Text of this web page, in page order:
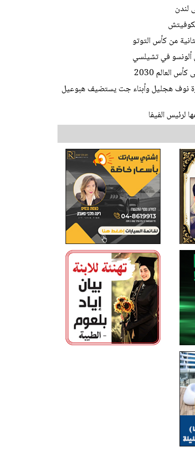
لندن
من كأس التوتو
في تشيلسي
العالم 2030
نوف هجليل وأبناء جت يستضيف هبوعيل
لرئيس الفيفا